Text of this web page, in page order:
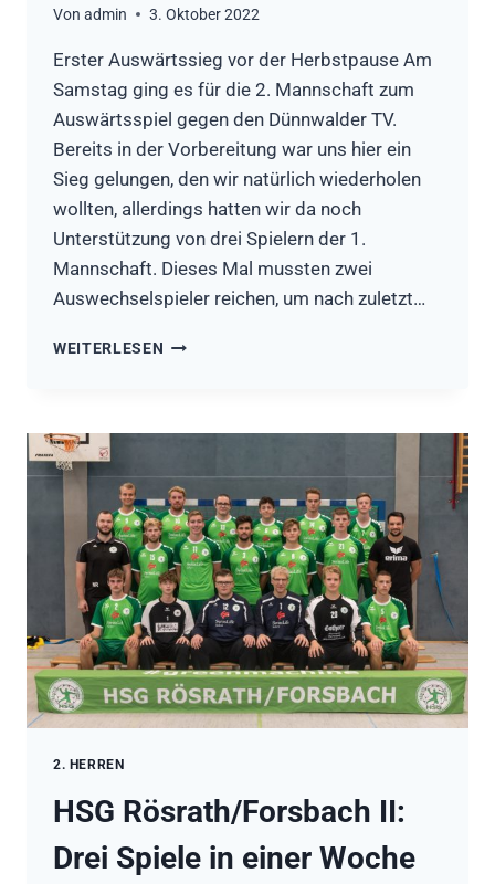
Von admin 3. Oktober 2022
Erster Auswärtssieg vor der Herbstpause Am
Samstag ging es für die 2. Mannschaft zum
Auswärtsspiel gegen den Dünnwalder TV.
Bereits in der Vorbereitung war uns hier ein
Sieg gelungen, den wir natürlich wiederholen
wollten, allerdings hatten wir da noch
Unterstützung von drei Spielern der 1.
Mannschaft. Dieses Mal mussten zwei
Auswechselspieler reichen, um nach zuletzt…
WEITERLESEN DÜNNWALDER
RÖSRATH
II
29:34
(11:15)
2. HERREN
HSG Rösrath/Forsbach II:
Drei Spiele in einer Woche